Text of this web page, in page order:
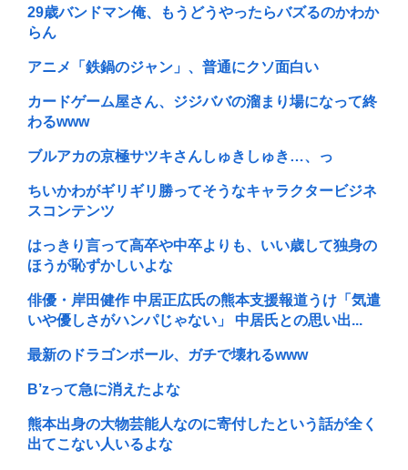
29歳バンドマン俺、もうどうやったらバズるのかわか
らん
アニメ「鉄鍋のジャン」、普通にクソ面白い
カードゲーム屋さん、ジジババの溜まり場になって終
わるwww
ブルアカの京極サツキさんしゅきしゅき…、っ
ちいかわがギリギリ勝ってそうなキャラクタービジネ
スコンテンツ
はっきり言って高卒や中卒よりも、いい歳して独身の
ほうが恥ずかしいよな
俳優・岸田健作 中居正広氏の熊本支援報道うけ「気遣
いや優しさがハンパじゃない」 中居氏との思い出...
最新のドラゴンボール、ガチで壊れるwww
B’zって急に消えたよな
熊本出身の大物芸能人なのに寄付したという話が全く
出てこない人いるよな